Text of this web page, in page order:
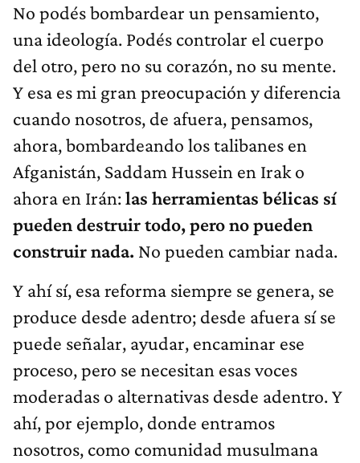
No podés bombardear un pensamiento,
una ideología. Podés controlar el cuerpo
del otro, pero no su corazón, no su mente.
Y esa es mi gran preocupación y diferencia
cuando nosotros, de afuera, pensamos,
ahora, bombardeando los talibanes en
Afganistán, Saddam Hussein en Irak o
ahora en Irán:las herramientas bélicas sí
pueden destruir todo, pero no pueden
construir nada. No pueden cambiar nada.
Y ahí sí, esa reforma siempre se genera, se
produce desde adentro; desde afuera sí se
puede señalar, ayudar, encaminar ese
proceso, pero se necesitan esas voces
moderadas o alternativas desde adentro. Y
ahí, por ejemplo, donde entramos
nosotros, como comunidad musulmana